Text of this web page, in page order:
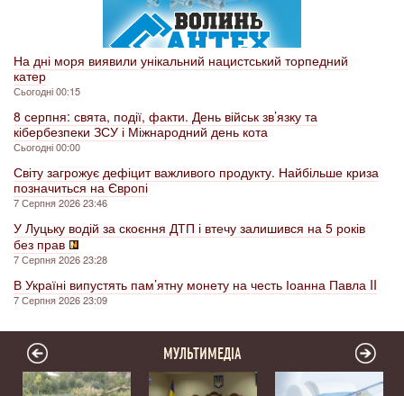
На дні моря виявили унікальний нацистський торпедний
катер
Сьогодні 00:15
8 серпня: свята, події, факти. День військ зв’язку та
кібербезпеки ЗСУ і Міжнародний день кота
Сьогодні 00:00
Світу загрожує дефіцит важливого продукту. Найбільше криза
позначиться на Європі
7 Серпня 2026 23:46
У Луцьку водій за скоєння ДТП і втечу залишився на 5 років
без прав
7 Серпня 2026 23:28
В Україні випустять пам’ятну монету на честь Іоанна Павла II
7 Серпня 2026 23:09
МУЛЬТИМЕДІА